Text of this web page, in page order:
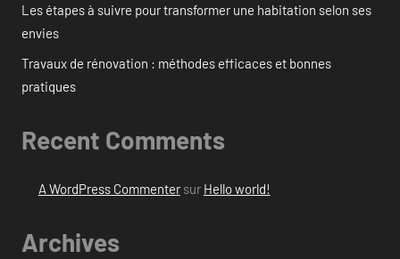
Les étapes à suivre pour transformer une habitation selon ses
envies
Travaux de rénovation : méthodes efficaces et bonnes
pratiques
Recent Comments
A WordPress Commentersur Hello world!
Archives